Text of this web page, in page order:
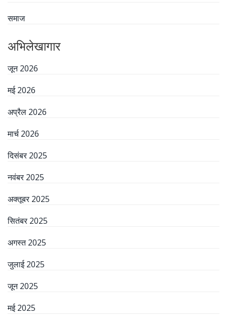
समाज
अभिलेखागार
जून 2026
मई 2026
अप्रैल 2026
मार्च 2026
दिसंबर 2025
नवंबर 2025
अक्तूबर 2025
सितंबर 2025
अगस्त 2025
जुलाई 2025
जून 2025
मई 2025